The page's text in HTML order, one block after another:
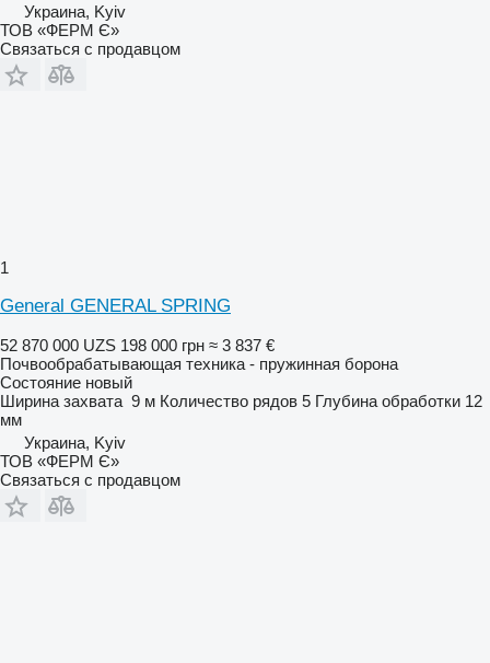
Украина, Kyiv
ТОВ «ФЕРМ Є»
Связаться с продавцом
1
General GENERAL SPRING
52 870 000 UZS 198 000 грн ≈ 3 837 €
Почвообрабатывающая техника - пружинная борона
Состояние новый
Ширина захвата 9 м Количество рядов 5 Глубина обработки 12
мм
Украина, Kyiv
ТОВ «ФЕРМ Є»
Связаться с продавцом